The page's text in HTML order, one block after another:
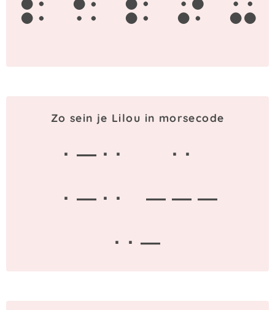
Zo sein je Lilou in morsecode
· — · ·
· ·
· — · ·
— — —
· · —